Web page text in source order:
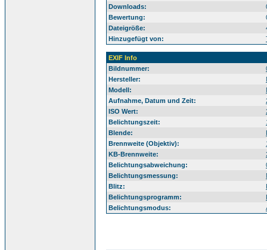
Downloads:
Bewertung:
Dateigröße:
Hinzugefügt von:
EXIF Info
Bildnummer:
Hersteller:
Modell:
Aufnahme, Datum und Zeit:
ISO Wert:
Belichtungszeit:
Blende:
Brennweite (Objektiv):
KB-Brennweite:
Belichtungsabweichung:
Belichtungsmessung:
Blitz:
Belichtungsprogramm:
Belichtungsmodus: